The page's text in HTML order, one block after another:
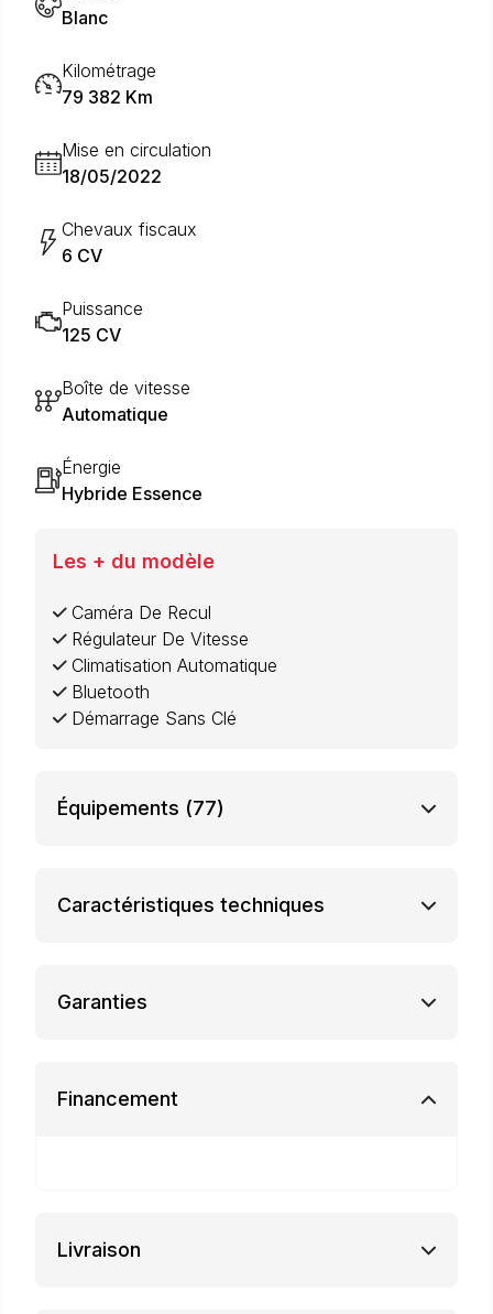
Blanc
Kilométrage
79 382 Km
Mise en circulation
18/05/2022
Chevaux fiscaux
6 CV
Puissance
125 CV
Boîte de vitesse
Automatique
Énergie
Hybride Essence
Les + du modèle
Caméra De Recul
Régulateur De Vitesse
Climatisation Automatique
Bluetooth
Démarrage Sans Clé
Équipements (77)
Caractéristiques techniques
Garanties
Financement
Livraison